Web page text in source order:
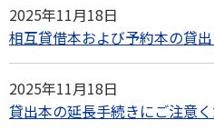
2025年11月18日
相互貸借本および予約本の貸
2025年11月18日
貸出本の延長手続きにご注意